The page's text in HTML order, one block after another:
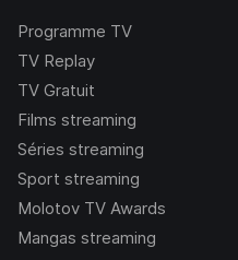
Programme TV
TV Replay
TV Gratuit
Films streaming
Séries streaming
Sport streaming
Molotov TV Awards
Mangas streaming